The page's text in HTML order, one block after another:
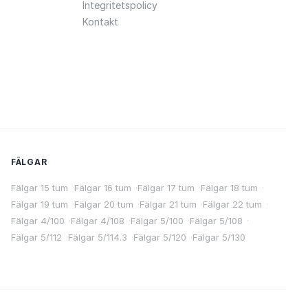
Integritetspolicy
Kontakt
FÄLGAR
Fälgar 15 tum ·Fälgar 16 tum ·Fälgar 17 tum ·Fälgar 18 tum ·
Fälgar 19 tum ·Fälgar 20 tum ·Fälgar 21 tum ·Fälgar 22 tum ·
Fälgar 4/100 ·Fälgar 4/108 ·Fälgar 5/100 ·Fälgar 5/108 ·
Fälgar 5/112 ·Fälgar 5/114.3 ·Fälgar 5/120 ·Fälgar 5/130